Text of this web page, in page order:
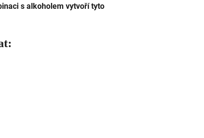
s alkoholem vytvoří tyto